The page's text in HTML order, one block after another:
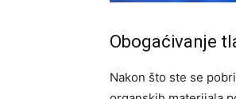
Obogaćivanje
Nakon što ste se